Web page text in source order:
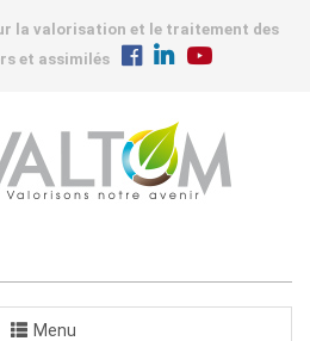
la valorisation et le traitement des
et assimilés
Menu